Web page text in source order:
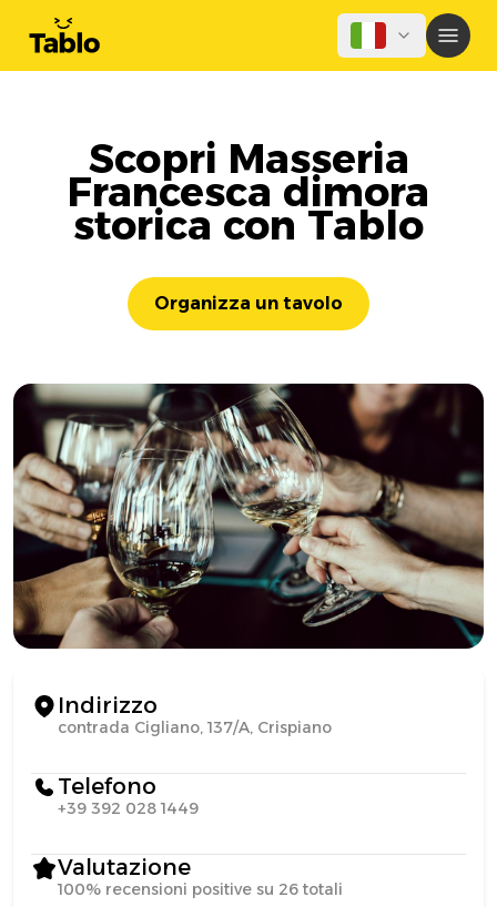
Scopri Masseria
Francesca dimora
storica con Tablo
Organizza un tavolo
Indirizzo
contrada Cigliano, 137/A, Crispiano
Telefono
+39 392 028 1449
Valutazione
100% recensioni positive su 26 totali